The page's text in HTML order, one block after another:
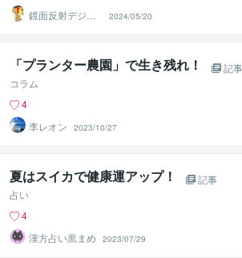
鏡面反射デジタ
ルアート製作所
（鈴木穣）
2024/05/20
「プランター農園」で生き残れ！
記事
コラム
4
李レオン
2023/10/27
夏はスイカで健康運アップ！
記事
占い
4
漢方占い黒まめ
2023/07/29